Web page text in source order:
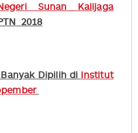
Sunan Kalijaga
2018
Dipilih di Institut